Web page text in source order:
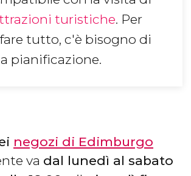
turistiche. Per
tutto, c'è bisogno di
pianificazione.
negozi di Edimburgo
va dal lunedì al sabato